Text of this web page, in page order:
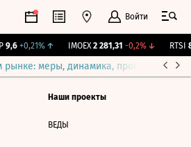
Войти
9,6 +0,21%↑ IMOEX 2 281,31 -0,2%↓ RTSI
меры, динамика, прогнозы
Наши проекты
ВЕДЫ